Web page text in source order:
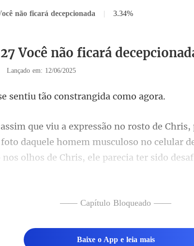
não ficará decepcionada | 3.34%
Você não ficará
Lançado em: 12/06/2025
ntiu tão constra
daquele homem musculoso no celular
cê entendeu tudo e
—— Capítulo Bloqueado ——
Baixe o App e leia mais